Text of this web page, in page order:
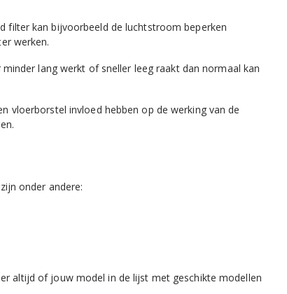
filter kan bijvoorbeeld de luchtstroom beperken
werken.
lang werkt of sneller leeg raakt dan normaal kan
vloerborstel invloed hebben op de werking van de
onder andere:
altijd of jouw model in de lijst met geschikte modellen